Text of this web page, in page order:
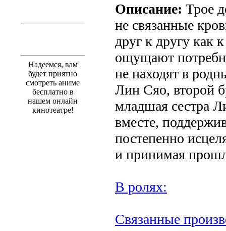
Надеемся, вам
будет приятно
смотреть аниме
бесплатно в
нашем онлайн
кинотеатре!
Описание: Трое
не связанные
друг к другу как
ощущают
не находят в
Лин Сяо, второй
младшая сестра
вместе,
постепенно
и принимая
В ролях:
Связанные